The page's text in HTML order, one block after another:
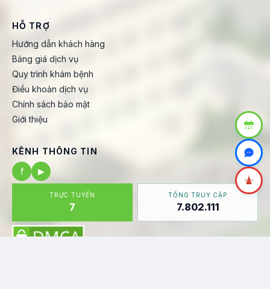
HỖ TRỢ
Hướng dẫn khách hàng
Bảng giá dịch vụ
Quy trình khám bệnh
Điều khoản dịch vụ
Chính sách bảo mật
Giới thiệu
KÊNH THÔNG TIN
f
▶
TRỰC TUYẾN
7
TỔNG TRUY CẬP
7.802.111